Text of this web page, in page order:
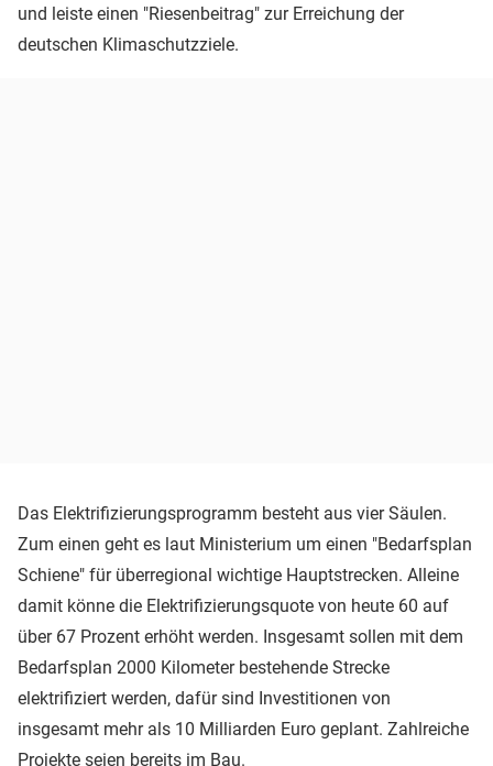
und leiste einen "Riesenbeitrag" zur Erreichung der
deutschen Klimaschutzziele.
Das Elektrifizierungsprogramm besteht aus vier Säulen.
Zum einen geht es laut Ministerium um einen "Bedarfsplan
Schiene" für überregional wichtige Hauptstrecken. Alleine
damit könne die Elektrifizierungsquote von heute 60 auf
über 67 Prozent erhöht werden. Insgesamt sollen mit dem
Bedarfsplan 2000 Kilometer bestehende Strecke
elektrifiziert werden, dafür sind Investitionen von
insgesamt mehr als 10 Milliarden Euro geplant. Zahlreiche
Projekte seien bereits im Bau.